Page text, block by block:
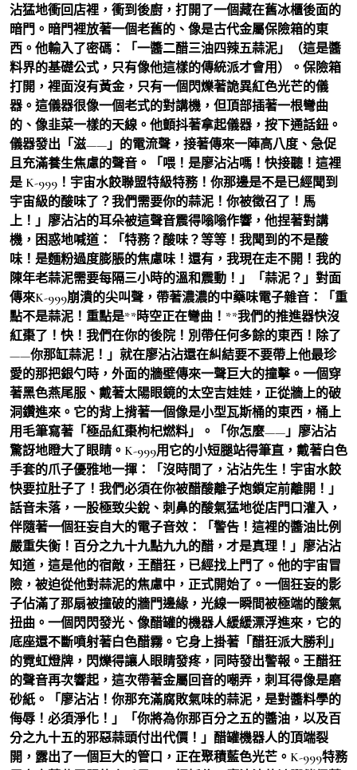
沾猛地衝回店裡，衝到後廚，打開了一個藏在舊冰櫃後面的
暗門。暗門裡放著一個老舊的、像是古代金屬保險箱的東
西。他輸入了密碼：「一醬二醋三油四辣五蒜泥」（這是醬
料界的基礎公式，只有像他這樣的傳統派才會用）。保險箱
打開，裡面沒有黃金，只有一個閃爍著詭異紅色光芒的儀
器。這儀器很像一個老式的對講機，但頂部插著一根彎曲
的、像韭菜一樣的天線。他顫抖著拿起儀器，按下通話鈕。
儀器發出「滋——」的電流聲，接著傳來一陣高八度、急促
且充滿養生焦慮的聲音。「喂！是廖沾沾嗎！快接聽！這裡
是 K-999！宇宙水餃聯盟特級特務！你那邊是不是已經聞到
宇宙級的酸味了？我們需要你的蒜泥！你被徵召了！馬
上！」廖沾沾的耳朵被這聲音震得嗡嗡作響，他捏著對講
機，困惑地喊道：「特務？酸味？等等！我聞到的不是酸
味！是麵粉過度膨脹的焦慮味！還有，我現在走不開！我的
陳年老蒜泥需要每隔三小時的溫和震動！」「蒜泥？」對面
傳來K-999崩潰的尖叫聲，帶著濃濃的中藥味電子雜音：「重
點不是蒜泥！重點是**時空正在彎曲！**我們的推進器快沒
紅棗了！快！我們在你的後院！別帶任何多餘的東西！除了
——你那缸蒜泥！」就在廖沾沾還在糾結要不要帶上他最珍
愛的那把銀勺時，外面的牆壁傳來一聲巨大的撞擊。一個穿
著黑色燕尾服、戴著太陽眼鏡的太空吉娃娃，正從牆上的破
洞鑽進來。它的背上揹著一個像是小型瓦斯桶的東西，桶上
用毛筆寫著「極品紅棗枸杞燃料」。「你怎麼——」廖沾沾
驚訝地瞪大了眼睛。K-999用它的小短腿站得筆直，戴著白色
手套的爪子優雅地一揮：「沒時間了，沾沾先生！宇宙水餃
快要拉肚子了！我們必須在你被醋酸離子炮鎖定前離開！」
話音未落，一股極致尖銳、刺鼻的酸氣猛地從店門口灌入，
伴隨著一個狂妄自大的電子音效：「警告！這裡的醬油比例
嚴重失衡！百分之九十九點九九的醋，才是真理！」廖沾沾
知道，這是他的宿敵，王醋狂，已經找上門了。他的宇宙冒
險，被迫從他對蒜泥的焦慮中，正式開始了。一個狂妄的影
子佔滿了那扇被撞破的牆門邊緣，光線一瞬間被極端的酸氣
扭曲。一個閃閃發光、像醋罐的機器人緩緩漂浮進來，它的
底座還不斷噴射著白色醋霧。它身上掛著「醋狂派大勝利」
的霓虹燈牌，閃爍得讓人眼睛發疼，同時發出警報。王醋狂
的聲音再次響起，這次帶著金屬回音的嘲弄，刺耳得像是磨
砂紙。「廖沾沾！你那充滿腐敗氣味的蒜泥，是對醬料學的
侮辱！必須淨化！」「你將為你那百分之五的醬油，以及百
分之九十五的邪惡蒜頭付出代價！」醋罐機器人的頂端裂
開，露出了一個巨大的管口，正在聚積藍色光芒。K-999特務